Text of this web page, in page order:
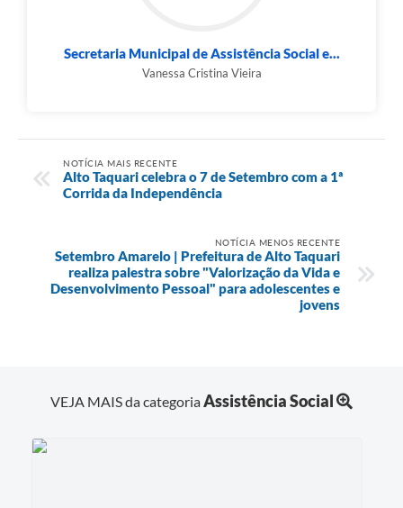
Secretaria Municipal de Assistência Social e...
Vanessa Cristina Vieira
NOTÍCIA MAIS RECENTE
Alto Taquari celebra o 7 de Setembro com a 1ª
Corrida da Independência
NOTÍCIA MENOS RECENTE
Setembro Amarelo | Prefeitura de Alto Taquari
realiza palestra sobre "Valorização da Vida e
Desenvolvimento Pessoal" para adolescentes e
jovens
VEJA MAIS da categoriaAssistência Social